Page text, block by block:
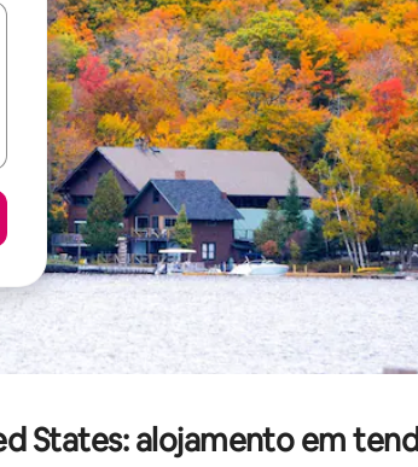
States: alojamento em